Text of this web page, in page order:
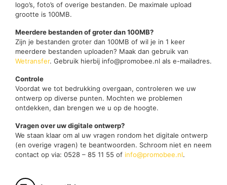
logo’s, foto’s of overige bestanden. De maximale upload
grootte is 100MB.
Meerdere bestanden of groter dan 100MB?
Zijn je bestanden groter dan 100MB of wil je in 1 keer
meerdere bestanden uploaden? Maak dan gebruik van
Wetransfer. Gebruik hierbij info@promobee.nl als e-mailadres.
Controle
Voordat we tot bedrukking overgaan, controleren we uw
ontwerp op diverse punten. Mochten we problemen
ontdekken, dan brengen we u op de hoogte.
Vragen over uw digitale ontwerp?
We staan klaar om al uw vragen rondom het digitale ontwerp
(en overige vragen) te beantwoorden. Schroom niet en neem
contact op via: 0528 – 85 11 55 of info@promobee.nl.